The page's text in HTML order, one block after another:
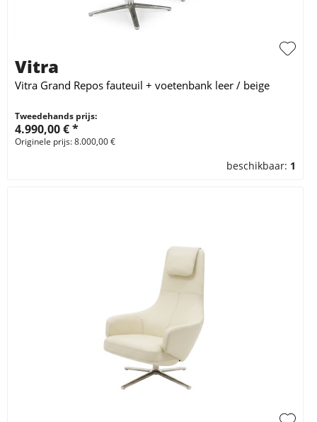
Vitra
Vitra Grand Repos fauteuil + voetenbank leer / beige
Tweedehands prijs:
4.990,00 € *
Originele prijs: 8.000,00 €
beschikbaar: 1